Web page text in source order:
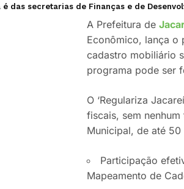
das secretarias de Finanças e de
A Prefeitura de
Econômico, lança o
cadastro mobiliário
programa pode ser
O ‘Regulariza
fiscais, sem
Municipal, de até
Participação
Mapeamento de